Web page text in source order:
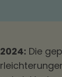
Die